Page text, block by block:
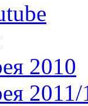
2010
2011/